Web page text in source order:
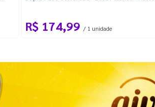
R$ 174,99 / 1 unidade